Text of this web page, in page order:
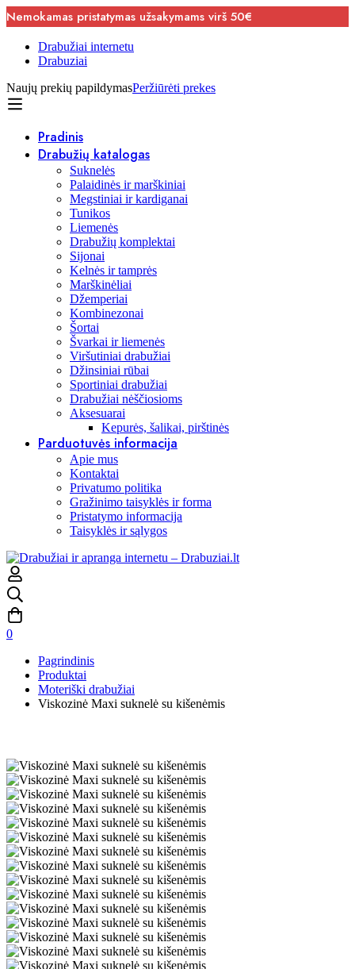
Nemokamas pristatymas užsakymams virš 50€
Drabužiai internetu
Drabuziai
Naujų prekių papildymasPeržiūrėti prekes
Pradinis
Drabužių katalogas
Suknelės
Palaidinės ir marškiniai
Megstiniai ir kardiganai
Tunikos
Liemenės
Drabužių komplektai
Sijonai
Kelnės ir tamprės
Marškinėliai
Džemperiai
Kombinezonai
Šortai
Švarkai ir liemenės
Viršutiniai drabužiai
Džinsiniai rūbai
Sportiniai drabužiai
Drabužiai nėščiosioms
Aksesuarai
Kepurės, šalikai, pirštinės
Parduotuvės informacija
Apie mus
Kontaktai
Privatumo politika
Gražinimo taisyklės ir forma
Pristatymo informacija
Taisyklės ir sąlygos
0
Pagrindinis
Produktai
Moteriški drabužiai
Viskozinė Maxi suknelė su kišenėmis